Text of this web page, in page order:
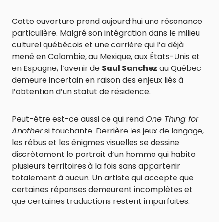
Cette ouverture prend aujourd’hui une résonance
particulière. Malgré son intégration dans le milieu
culturel québécois et une carrière qui l’a déjà
mené en Colombie, au Mexique, aux États-Unis et
en Espagne, l’avenir de Saul Sanchez au Québec
demeure incertain en raison des enjeux liés à
l’obtention d’un statut de résidence.
Peut-être est-ce aussi ce qui rendOne Thing for
Anothersi touchante. Derrière les jeux de langage,
les rébus et les énigmes visuelles se dessine
discrètement le portrait d’un homme qui habite
plusieurs territoires à la fois sans appartenir
totalement à aucun. Un artiste qui accepte que
certaines réponses demeurent incomplètes et
que certaines traductions restent imparfaites.